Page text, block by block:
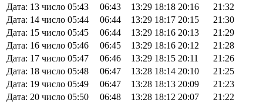
Дата: 13 число 05:43 06:43 13:29 18:18 20:16
21:32
Дата: 14 число 05:44 06:44 13:29 18:17 20:15
21:30
Дата: 15 число 05:45 06:44 13:29 18:16 20:13
21:29
Дата: 16 число 05:46 06:45 13:29 18:16 20:12
21:28
Дата: 17 число 05:47 06:46 13:29 18:15 20:11
21:26
Дата: 18 число 05:48 06:47 13:28 18:14 20:10
21:25
Дата: 19 число 05:49 06:47 13:28 18:13 20:09
21:23
Дата: 20 число 05:50 06:48 13:28 18:12 20:07
21:22